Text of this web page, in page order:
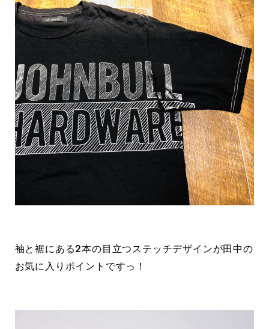
袖と裾にある2本の目立つステッチデザインが田中の
お気に入りポイントですっ！